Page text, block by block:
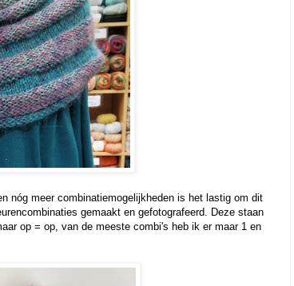
nóg meer combinatiemogelijkheden is het lastig om dit
gemaakt en gefotografeerd. Deze staan
op = op, van de meeste combi's heb ik er maar 1 en